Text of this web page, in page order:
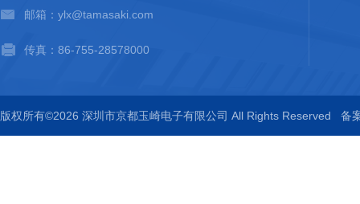
邮箱：ylx@tamasaki.com
传真：86-755-28578000
版权所有©2026 深圳市京都玉崎电子有限公司 All Rights Reserved 备